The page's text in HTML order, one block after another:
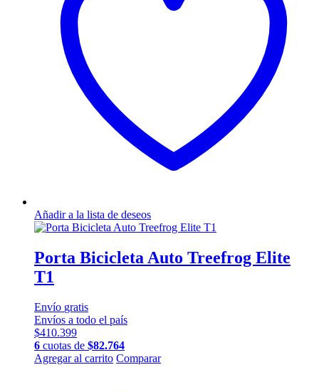
Añadir a la lista de deseos
Porta Bicicleta Auto Treefrog Elite
T1
Envío gratis
Envíos a todo el país
$410.399
6 cuotas de $82.764
Agregar al carrito Comparar